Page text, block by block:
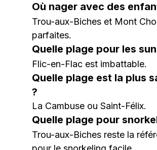
Où nager avec des
Trou-aux-Biches et Mont
parfaites.
Quelle plage pour les
Flic-en-Flac est imbattable.
Quelle plage est la plus
?
La Cambuse ou Saint-Félix.
Quelle plage pour
Trou-aux-Biches reste la